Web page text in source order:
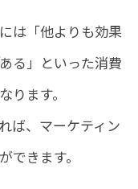
は「他よりも効果
る」といった消費
ます。
ば、マーケティン
できます。